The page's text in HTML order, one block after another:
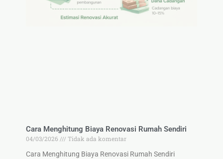
Cara Menghitung Biaya Renovasi Rumah Sendiri
04/03/2026
Tidak ada komentar
Cara Menghitung Biaya Renovasi Rumah Sendiri